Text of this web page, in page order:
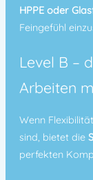
HPPE oder
Feingefühl
Level B –
Arbeiten
Wenn
sind, bietet die
perfekten